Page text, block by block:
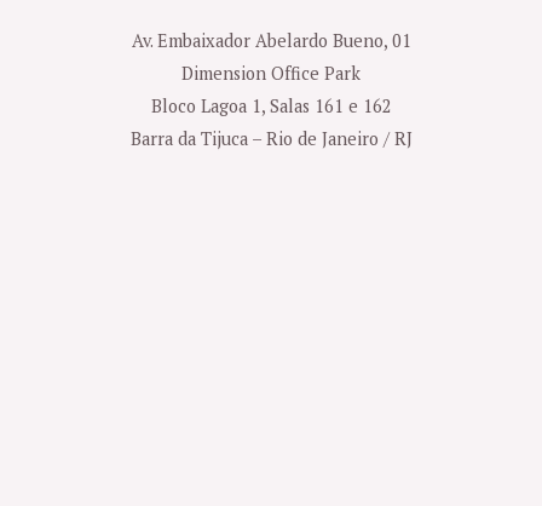
Av. Embaixador Abelardo Bueno, 01
Dimension Office Park
Bloco Lagoa 1, Salas 161 e 162
Barra da Tijuca – Rio de Janeiro / RJ